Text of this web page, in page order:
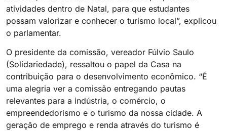
atividades dentro de Natal, para que estudantes
possam valorizar e conhecer o turismo local”, explicou
o parlamentar.
O presidente da comissão, vereador Fúlvio Saulo
(Solidariedade), ressaltou o papel da Casa na
contribuição para o desenvolvimento econômico. “É
uma alegria ver a comissão entregando pautas
relevantes para a indústria, o comércio, o
empreendedorismo e o turismo da nossa cidade. A
geração de emprego e renda através do turismo é